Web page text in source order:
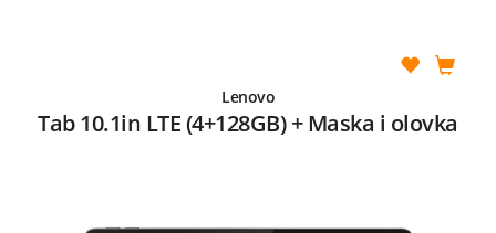
Lenovo
Tab 10.1in LTE (4+128GB) + Maska i olovka